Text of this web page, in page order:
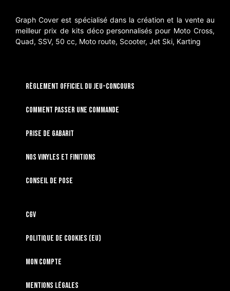
Graph Cover est spécialisé dans la création et la vente au
meilleur prix de kits déco personnalisés pour Moto Cross,
Quad, SSV, 50 cc, Moto route, Scooter, Jet Ski, Karting
RÈGLEMENT OFFICIEL DU JEU-CONCOURS
Comment passer une commande
Prise de gabarit
Nos vinyles et finitions
Conseil de pose
CGV
Politique de cookies (EU)
Mon compte
Mentions légales